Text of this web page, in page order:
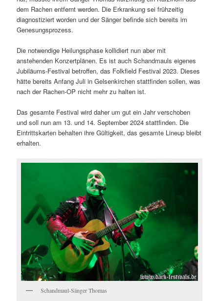
dem Rachen entfernt werden. Die Erkrankung sei frühzeitig
diagnostiziert worden und der Sänger befinde sich bereits im
Genesungsprozess.
Die notwendige Heilungsphase kollidiert nun aber mit
anstehenden Konzertplänen. Es ist auch Schandmauls eigenes
Jubiläums-Festival betroffen, das Folkfield Festival 2023. Dieses
hätte bereits Anfang Juli in Gelsenkirchen stattfinden sollen, was
nach der Rachen-OP nicht mehr zu halten ist.
Das gesamte Festival wird daher um gut ein Jahr verschoben
und soll nun am 13. und 14. September 2024 stattfinden. Die
Eintrittskarten behalten ihre Gültigkeit, das gesamte Lineup bleibt
erhalten.
Schandmaul-Sänger Thomas